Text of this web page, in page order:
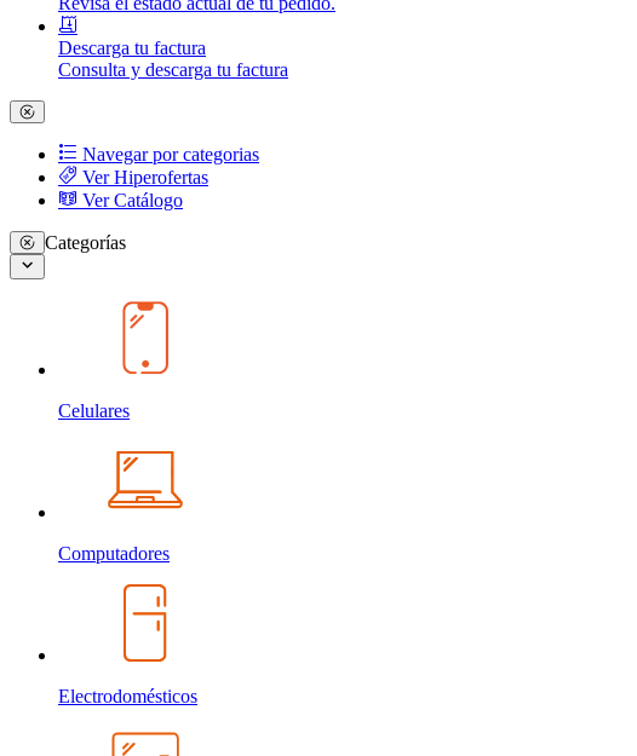
Descarga tu factura
Consulta y descarga tu factura
Navegar por categorias
Ver Hiperofertas
Ver Catálogo
Categorías
Celulares
Computadores
Electrodomésticos